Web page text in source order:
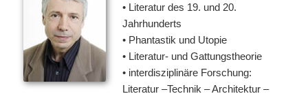
• Literatur des 19. und 20.
Jahrhunderts
• Phantastik und Utopie
• Literatur- und Gattungstheorie
• interdisziplinäre Forschung:
Literatur –Technik – Architektur –